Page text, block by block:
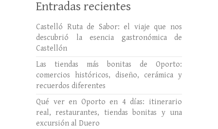
Entradas recientes
Castelló Ruta de Sabor: el viaje que nos
descubrió la esencia gastronómica de
Castellón
Las tiendas más bonitas de Oporto:
comercios históricos, diseño, cerámica y
recuerdos diferentes
Qué ver en Oporto en 4 días: itinerario
real, restaurantes, tiendas bonitas y una
excursión al Duero